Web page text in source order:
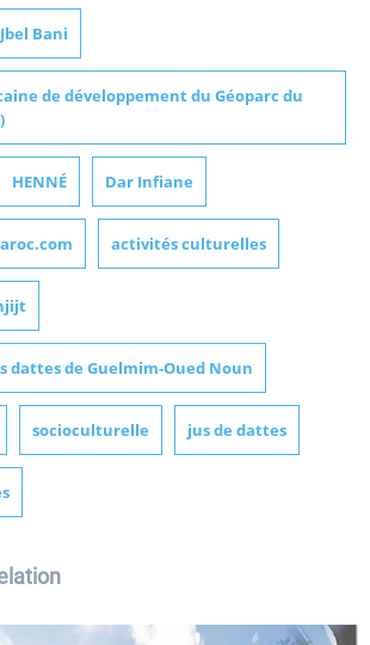
Bani
de développement du Géoparc du
HENNÉ Dar Infiane
activités culturelles
dattes de Guelmim-Oued Noun
socioculturelle jus de dattes